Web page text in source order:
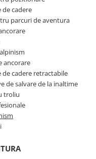
pieptar
talie
de vara
de la
cadere
parcuri de aventura
ancorare
cadere retractabile
de salvare de la inaltime
troliu